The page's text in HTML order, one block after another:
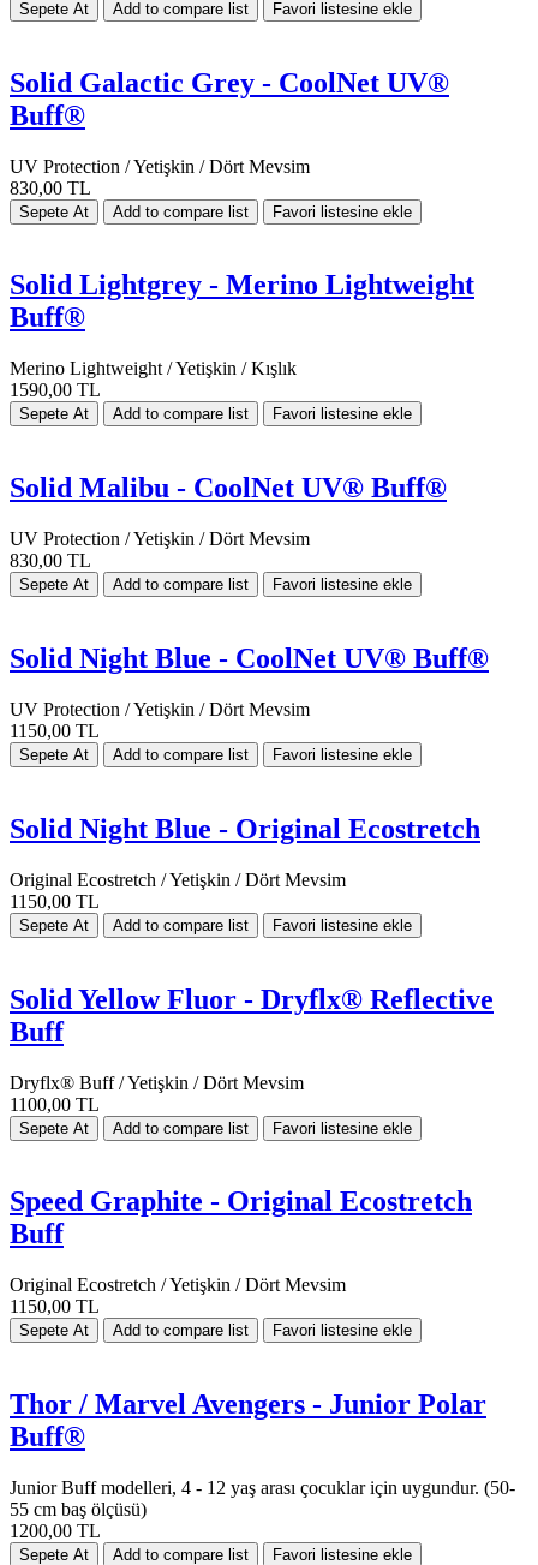
Solid Galactic Grey - CoolNet UV®
Buff®
UV Protection / Yetişkin / Dört Mevsim
830,00 TL
Solid Lightgrey - Merino Lightweight
Buff®
Merino Lightweight / Yetişkin / Kışlık
1590,00 TL
Solid Malibu - CoolNet UV® Buff®
UV Protection / Yetişkin / Dört Mevsim
830,00 TL
Solid Night Blue - CoolNet UV® Buff®
UV Protection / Yetişkin / Dört Mevsim
1150,00 TL
Solid Night Blue - Original Ecostretch
Original Ecostretch / Yetişkin / Dört Mevsim
1150,00 TL
Solid Yellow Fluor - Dryflx® Reflective
Buff
Dryflx® Buff / Yetişkin / Dört Mevsim
1100,00 TL
Speed Graphite - Original Ecostretch
Buff
Original Ecostretch / Yetişkin / Dört Mevsim
1150,00 TL
Thor / Marvel Avengers - Junior Polar
Buff®
Junior Buff modelleri, 4 - 12 yaş arası çocuklar için uygundur. (50-
55 cm baş ölçüsü)
1200,00 TL